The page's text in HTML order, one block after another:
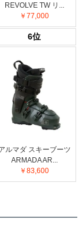
REVOLVE TW リ...
￥77,000
6位
ルマダ スキーブーツ
ARMADA AR...
￥83,600